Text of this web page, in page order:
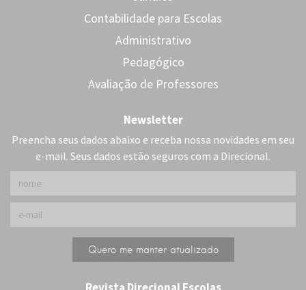
Contabilidade para Escolas
Administrativo
Pedagógico
Avaliação de Professores
Newsletter
Preencha seus dados abaixo e receba nossa novidades em seu
e-mail. Seus dados estão seguros com a Direcional.